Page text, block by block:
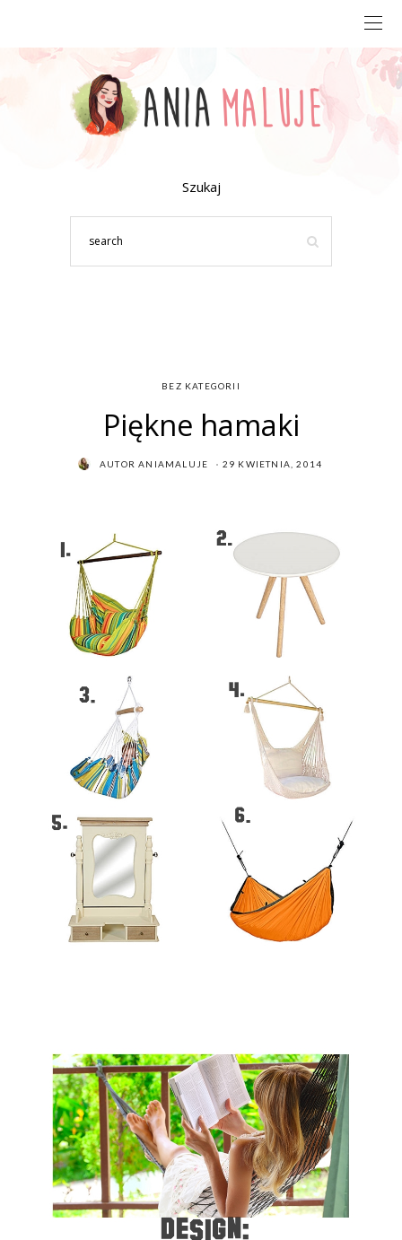
Szukaj
BEZ KATEGORII
Piękne hamaki
AUTORANIAMALUJE
POSTED
29 KWIETNIA, 2014